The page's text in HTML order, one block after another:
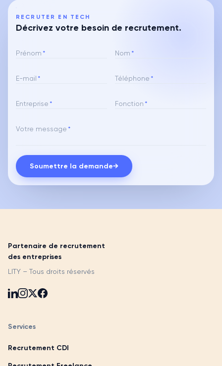
RECRUTER EN TECH
Décrivez votre besoin de recrutement.
Prénom * Nom *
E-mail * Téléphone *
Entreprise * Fonction *
Votre message *
Soumettre la demande→
Partenaire de recrutement
des entreprises
LITY – Tous droits réservés
Services
Recrutement CDI